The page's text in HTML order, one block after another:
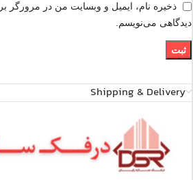
ذخیره نام، ایمیل و وبسایت من در مرورگر
دیدگاهی می‌نویسم.
Shipping & Delivery